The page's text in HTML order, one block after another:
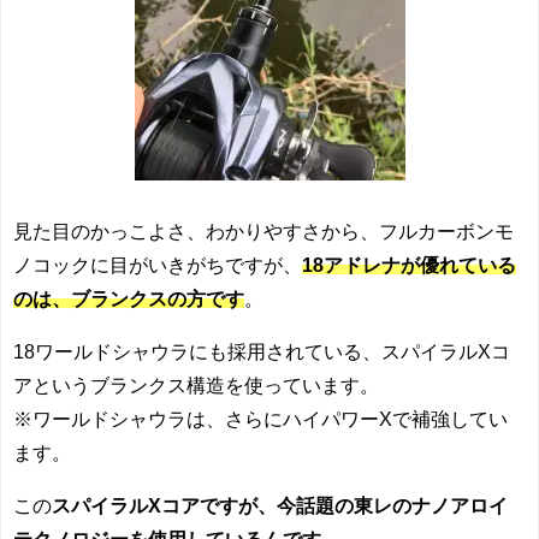
見た目のかっこよさ、わかりやすさから、フルカーボンモ
ノコックに目がいきがちですが、 18アドレナが優れている
のは、ブランクスの方です
18ワールドシャウラにも採用されている、スパイラルXコ
アというブランクス構造を使っています。
※ワールドシャウラは、さらにハイパワーXで補強してい
ます。
このスパイラルXコアですが、今話題の東レのナノアロイ